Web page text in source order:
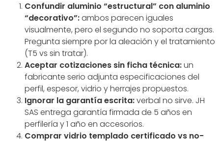
Confundir aluminio “estructural” con aluminio
“decorativo”:ambos parecen iguales
visualmente, pero el segundo no soporta cargas.
Pregunta siempre por la aleación y el tratamiento
(T5 vs sin tratar).
Aceptar cotizaciones sin ficha técnica:un
fabricante serio adjunta especificaciones del
perfil, espesor, vidrio y herrajes propuestos.
Ignorar la garantía escrita:verbal no sirve. JH
SAS entrega garantía firmada de 5 años en
perfilería y 1 año en accesorios.
Comprar vidrio templado certificado vs no-